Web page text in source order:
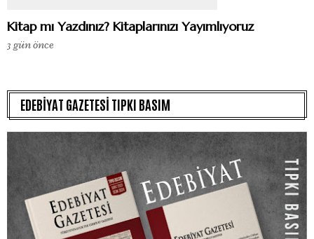
Kitap mı Yazdınız? Kitaplarınızı Yayımlıyoruz
3 gün önce
EDEBİYAT GAZETESİ TIPKI BASIM